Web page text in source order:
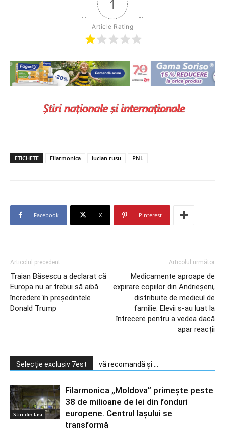
1
Article Rating
ETICHETE Filarmonica lucian rusu PNL
Facebook X Pinterest
Articolul precedent
Traian Băsescu a declarat că
Europa nu ar trebui să aibă
încredere în președintele
Donald Trump
Articolul următor
Medicamente aproape de
expirare copiilor din Andrieșeni,
distribuite de medicul de
familie. Elevii s-au luat la
întrecere pentru a vedea dacă
apar reacții
Selecție exclusiv 7est vă recomandă și ...
Stiri din Iasi
Filarmonica „Moldova” primește peste
38 de milioane de lei din fonduri
europene. Centrul Iașului se
transformă